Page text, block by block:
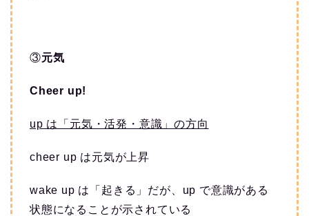
③元気
Cheer up!
up は「元気・活発・意識」の方向
cheer up は元気が上昇
wake up は「起きる」だが、up で意識がある
状態になることが示されている